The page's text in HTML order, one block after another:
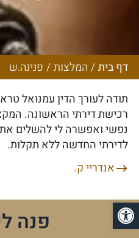
דף בית/ המלצות/ פנינה.ש
תודה לעורך הדין עמנואל
רכישת דירתי הראשונה.
נפשי ואפשרה לי להשלים
לדירתי החדשה ללא תקלות.
ניווטאנדריי ק.
פנה
פתח סרגל נגישות